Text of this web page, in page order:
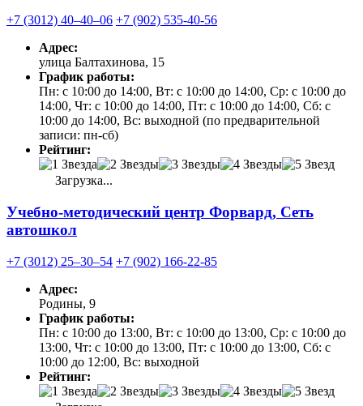
+7 (3012) 40‒40‒06 +7 (902) 535-40-56
Адрес:
улица Балтахинова, 15
График работы:
Пн: с 10:00 до 14:00, Вт: с 10:00 до 14:00, Ср: с 10:00 до
14:00, Чт: с 10:00 до 14:00, Пт: с 10:00 до 14:00, Сб: с
10:00 до 14:00, Вс: выходной (по предварительной
записи: пн-сб)
Рейтинг:
Загрузка...
Учебно-методический центр Форвард, Сеть
автошкол
+7 (3012) 25‒30‒54 +7 (902) 166-22-85
Адрес:
Родины, 9
График работы:
Пн: с 10:00 до 13:00, Вт: с 10:00 до 13:00, Ср: с 10:00 до
13:00, Чт: с 10:00 до 13:00, Пт: с 10:00 до 13:00, Сб: с
10:00 до 12:00, Вс: выходной
Рейтинг: